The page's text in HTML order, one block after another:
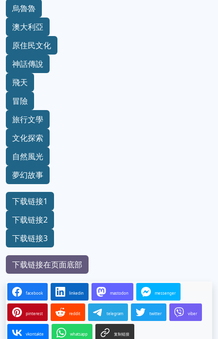
烏魯魯
澳大利亞
原住民文化
神話傳說
飛天
冒險
旅行文學
文化探索
自然風光
夢幻故事
下载链接1
下载链接2
下载链接3
下载链接在页面底部
facebook linkedin mastodon messenger
pinterest reddit telegram twitter viber
vkontakte whatsapp 复制链接